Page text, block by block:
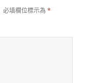
必填欄位標示為*